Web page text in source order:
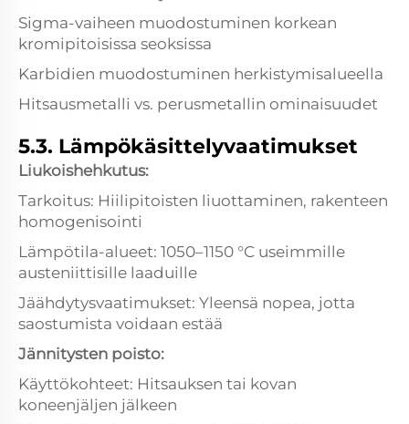
Sigma-vaiheen muodostuminen korkean
kromipitoisissa seoksissa
Karbidien muodostuminen herkistymisalueella
Hitsausmetalli vs. perusmetallin ominaisuudet
5.3. Lämpökäsittelyvaatimukset
Liukoishehkutus:
Tarkoitus: Hiilipitoisten liuottaminen, rakenteen
homogenisointi
Lämpötila-alueet: 1050–1150 °C useimmille
austeniittisille laaduille
Jäähdytysvaatimukset: Yleensä nopea, jotta
saostumista voidaan estää
Jännitysten poisto:
Käyttökohteet: Hitsauksen tai kovan
koneenjäljen jälkeen